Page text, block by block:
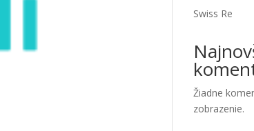
Swiss Re
Žiadne
zobrazenie.